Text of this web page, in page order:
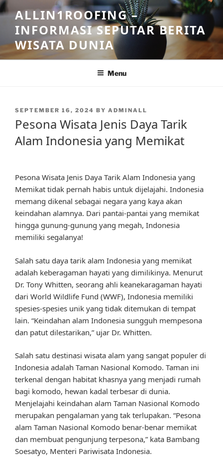
Skip
to
content
ALLIN1ROOFING –
INFORMASI SEPUTAR BERITA
WISATA DUNIA
Menu
POSTED
SEPTEMBER 16, 2024 BY ADMINALL
Pesona Wisata Jenis Daya Tarik
Alam Indonesia yang Memikat
Pesona Wisata Jenis Daya Tarik Alam Indonesia yang
Memikat tidak pernah habis untuk dijelajahi. Indonesia
memang dikenal sebagai negara yang kaya akan
keindahan alamnya. Dari pantai-pantai yang memikat
hingga gunung-gunung yang megah, Indonesia
memiliki segalanya!
Salah satu daya tarik alam Indonesia yang memikat
adalah keberagaman hayati yang dimilikinya. Menurut
Dr. Tony Whitten, seorang ahli keanekaragaman hayati
dari World Wildlife Fund (WWF), Indonesia memiliki
spesies-spesies unik yang tidak ditemukan di tempat
lain. “Keindahan alam Indonesia sungguh mempesona
dan patut dilestarikan,” ujar Dr. Whitten.
Salah satu destinasi wisata alam yang sangat populer di
Indonesia adalah Taman Nasional Komodo. Taman ini
terkenal dengan habitat khasnya yang menjadi rumah
bagi komodo, hewan kadal terbesar di dunia.
Menjelajahi keindahan alam Taman Nasional Komodo
merupakan pengalaman yang tak terlupakan. “Pesona
alam Taman Nasional Komodo benar-benar memikat
dan membuat pengunjung terpesona,” kata Bambang
Soesatyo, Menteri Pariwisata Indonesia.